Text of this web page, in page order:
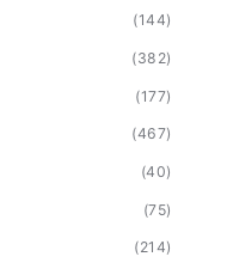
(144)
(382)
(177)
(467)
(40)
(75)
(214)